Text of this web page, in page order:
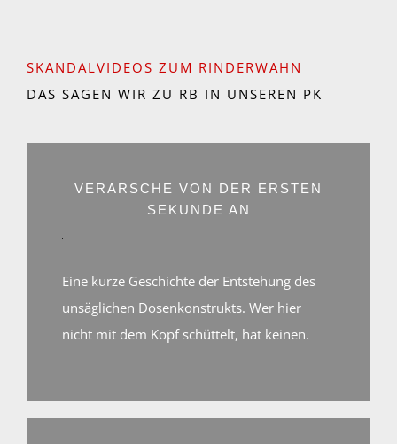
SKANDALVIDEOS ZUM RINDERWAHN
DAS SAGEN WIR ZU RB IN UNSEREN PK
VERARSCHE VON DER ERSTEN
SEKUNDE AN
dem
Videos
die
Datenschutzerklärung
laden
Eine kurze Geschichte der Entstehung des
unsäglichen Dosenkonstrukts. Wer hier
nicht mit dem Kopf schüttelt, hat keinen.
des
Videos